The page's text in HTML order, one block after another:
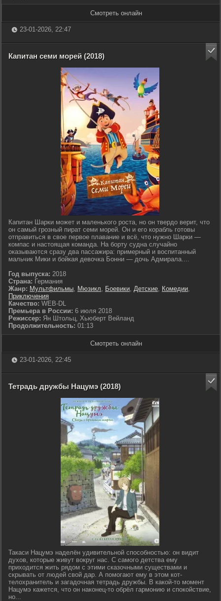
Смотреть онлайн
23-01-2026, 22:47
Капитан семи морей (2018)
Капитан Шарки может и маленького роста, но он твердо верит, что
он самый грозный пират семи морей. Он и его корабль готовы
отправиться в свое первое плавание и всё, что нужно Шарки —
компас и настоящая команда. На борту судна случайно
оказываются сразу два пассажира: примерный и воспитанный
мальчик Мики и бойкая девочка Бонни — дочь Адмирала....
Год выпуска: 2018
Страна: Германия
Жанр: Мультфильмы, Мюзикл, Боевики, Детские, Комедии,
Приключения
Качество: WEB-DL
Премьера в России: 6 июля 2018
Режиссер: Ян Штольц, Хьюберт Вейланд
Продолжительность: 01:13
Смотреть онлайн
23-01-2026, 22:45
Тетрадь дружбы Нацумэ (2018)
Такаси Нацумэ наделён удивительной способностью: он видит
духов, которые живут вокруг нас. С самого детства ему
приходится жить рядом с этими сказочными существами и
скрывать от людей свой дар. А помогают ему в этом кот-
телохранитель и загадочная тетрадь дружбы. В какой-то момент
Нацумэ кажется, что он наконец-то обрёл гармонию и спокойствие,
но...